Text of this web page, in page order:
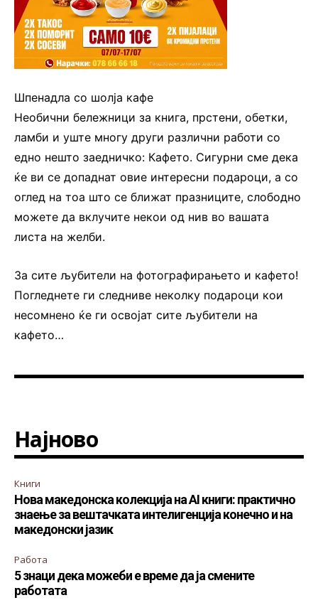
Шпенадла со шолја кафе
Необични бележници за книга, прстени, обетки,
ламби и уште многу други различни работи со
едно нешто заедничко: Кафето. Сигурни сме дека
ќе ви се допаднат овие интересни подароци, а со
оглед на тоа што се ближат празниците, слободно
можете да вклучите некои од нив во вашата
листа на желби.
За сите љубители на фотографирањето и кафето!
Погледнете ги следниве неколку подароци кои
несомнено ќе ги освојат сите љубители на
кафето…
Најново
Книги
Нова македонска колекција на AI книги: практично
знаење за вештачката интелигенција конечно и на
македонски јазик
Работа
5 знаци дека можеби е време да ја смените
работата